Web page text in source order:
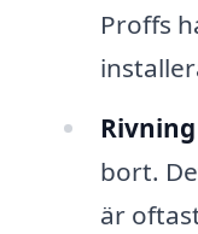
Proffs
bort.
är